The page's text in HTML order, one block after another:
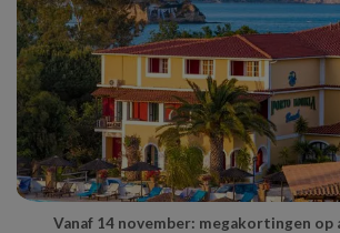
Vanaf 14 november: megakortingen op